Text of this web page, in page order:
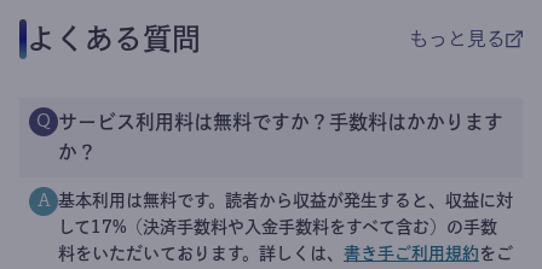
よくある質問 もっと見る
Q サービス利用料は無料ですか？手数料はかかります
か？
A 基本利用は無料です。読者から収益が発生すると、収益に対
して17%（決済手数料や入金手数料をすべて含む）の手数
料をいただいております。詳しくは、 書き手ご利用規約 をご